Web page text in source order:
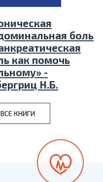
боль
как помочь
-
Н.Б.
ВСЕ КНИГИ